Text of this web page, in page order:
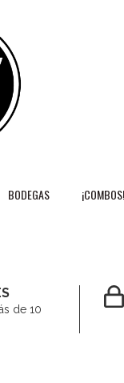
BODEGAS ¡COMBOS!
de 10